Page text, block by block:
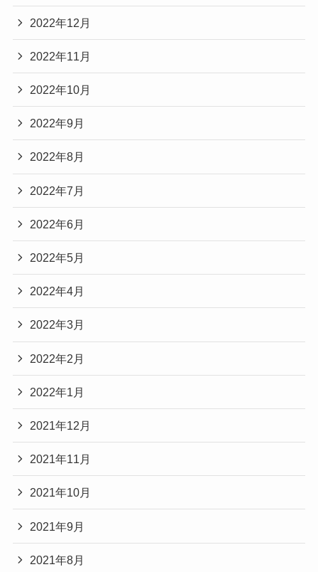
2022年12月
2022年11月
2022年10月
2022年9月
2022年8月
2022年7月
2022年6月
2022年5月
2022年4月
2022年3月
2022年2月
2022年1月
2021年12月
2021年11月
2021年10月
2021年9月
2021年8月